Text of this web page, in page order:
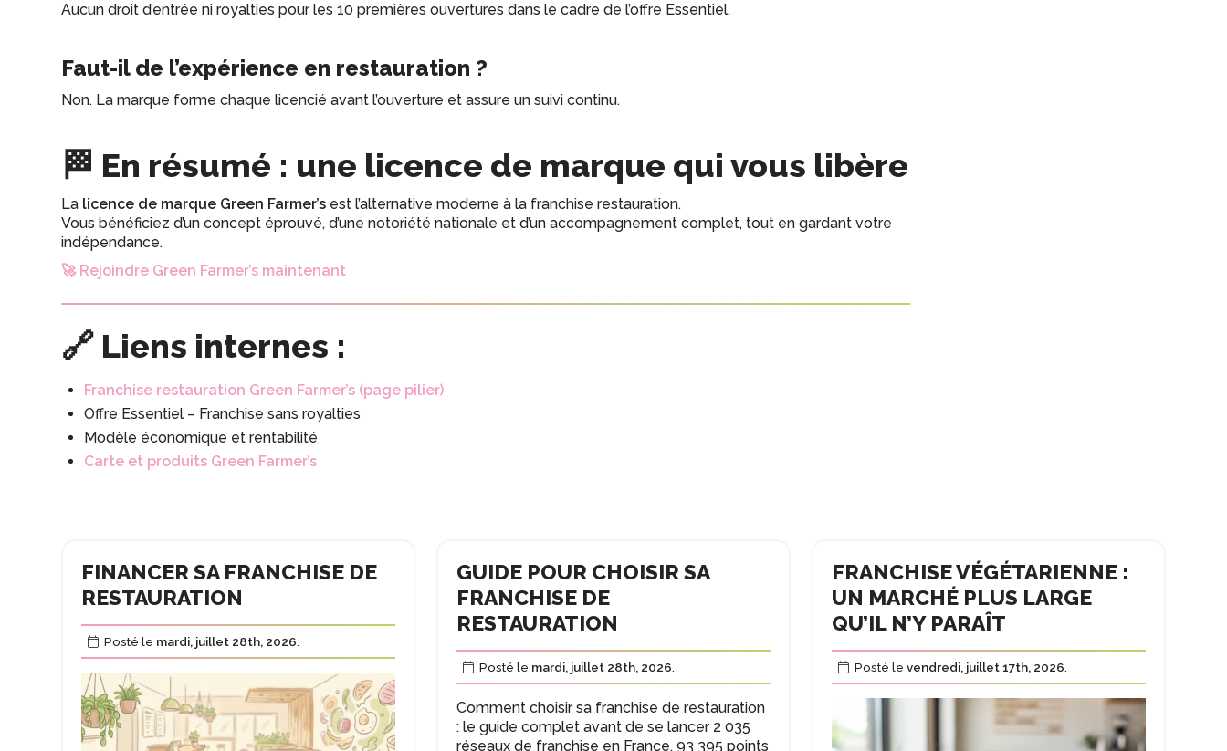
Aucun droit d’entrée ni royalties pour les 10 premières ouvertures dans le cadre de l’offre Essentiel.
Faut-il de l’expérience en restauration ?
Non. La marque forme chaque licencié avant l’ouverture et assure un suivi continu.
🏁 En résumé : une licence de marque qui vous libère
La licence de marque Green Farmer’s est l’alternative moderne à la franchise restauration.
Vous bénéficiez d’un concept éprouvé, d’une notoriété nationale et d’un accompagnement complet, tout en gardant votre
indépendance.
🚀 Rejoindre Green Farmer’s maintenant
🔗 Liens internes :
Franchise restauration Green Farmer’s (page pilier)
Offre Essentiel – Franchise sans royalties
Modèle économique et rentabilité
Carte et produits Green Farmer’s
FINANCER SA FRANCHISE DE
RESTAURATION
Posté le mardi, juillet 28th, 2026.
GUIDE POUR CHOISIR SA
FRANCHISE DE
RESTAURATION
Posté le mardi, juillet 28th, 2026.
Comment choisir sa franchise de restauration
: le guide complet avant de se lancer 2 035
réseaux de franchise en France, 93 395 points
FRANCHISE VÉGÉTARIENNE :
UN MARCHÉ PLUS LARGE
QU’IL N’Y PARAÎT
Posté le vendredi, juillet 17th, 2026.